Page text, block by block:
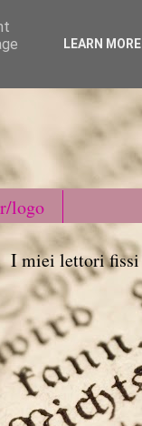
logo
I miei lettori fissi
LEARN MORE